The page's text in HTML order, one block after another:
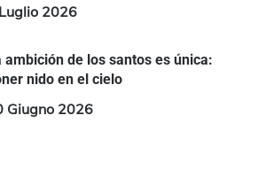
2026
ambición de los santos es única:
nido en el cielo
Giugno 2026